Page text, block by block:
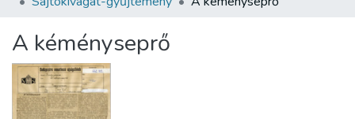
Statistics
About us
A kéményseprő